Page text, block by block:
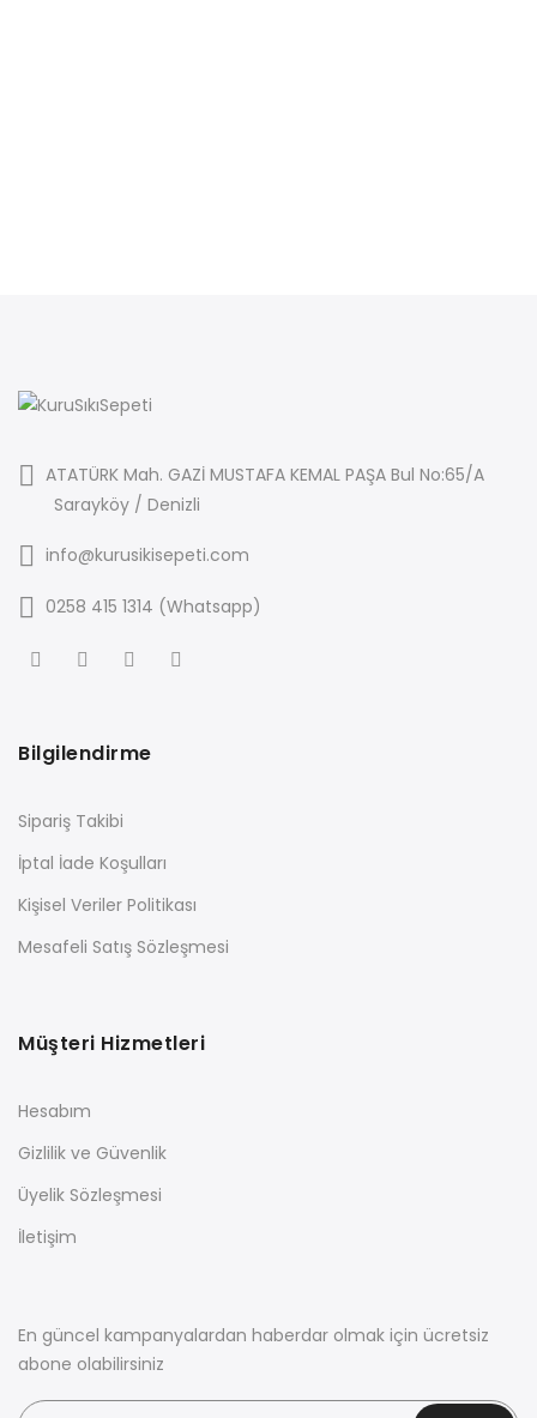
ATATÜRK Mah. GAZİ MUSTAFA KEMAL PAŞA Bul No:65/A
Sarayköy / Denizli
info@kurusikisepeti.com
0258 415 1314 (Whatsapp)
Bilgilendirme
Sipariş Takibi
İptal İade Koşulları
Kişisel Veriler Politikası
Mesafeli Satış Sözleşmesi
Müşteri Hizmetleri
Hesabım
Gizlilik ve Güvenlik
Üyelik Sözleşmesi
İletişim
En güncel kampanyalardan haberdar olmak için ücretsiz
abone olabilirsiniz